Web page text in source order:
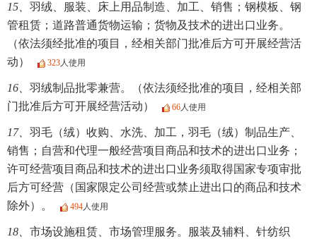
15、 羽绒、服装、床上用品制造、加工、销售；钢模板、钢
管租赁；道路普通货物运输；货物及技术的进出口业务。
（依法须经批准的项目，经相关部门批准后方可开展经营活
动）
323人使用
16、 羽绒制品批零兼营。（依法须经批准的项目，经相关部
门批准后方可开展经营活动）
66人使用
17、 羽毛（绒）收购、水洗、加工，羽毛（绒）制品生产、
销售；自营和代理一般经营项目商品和技术的进出口业务；
许可经营项目商品和技术的进出口业务须取得国家专项审批
后方可经营（国家限定公司经营或禁止进出口的商品和技术
除外）。
494人使用
18、 市场设施租赁、市场管理服务。服装及辅料、针纺织